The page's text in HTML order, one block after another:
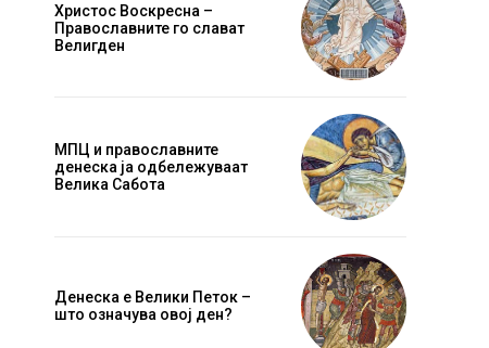
Христос Воскресна –
Православните го слават
Велигден
МПЦ и православните
денеска ја одбележуваат
Велика Сабота
Денеска е Велики Петок –
што означува овој ден?